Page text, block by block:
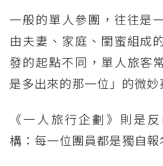
一般的單人參團，往往是
由夫妻、家庭、閨蜜組成
發的起點不同，單人旅客
是多出來的那一位」的微妙
《一人旅行企劃》則是
構：每一位團員都是獨自報